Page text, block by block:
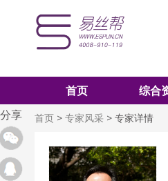
首页 综合
首页 > 专家风采 > 专家详情
分享